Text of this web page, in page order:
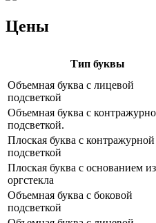
Цены
Тип буквы
Объемная буква с лицевой
подсветкой
Объемная буква с
подсветкой.
Плоская буква с контражурной
подсветкой
Плоская буква с основанием из
оргстекла
Объемная буква с боковой
подсветкой